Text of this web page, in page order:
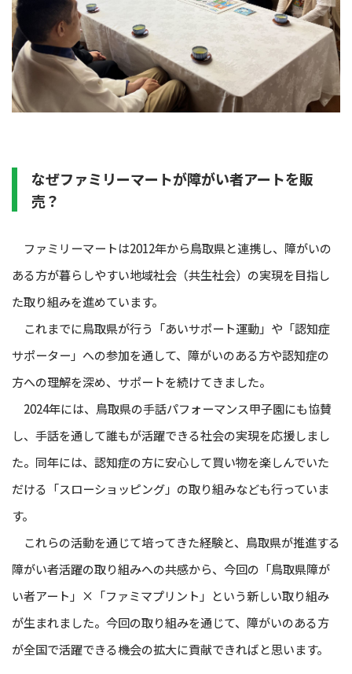
なぜファミリーマートが障がい者アートを販
売？
ファミリーマートは2012年から鳥取県と連携し、障がいの
ある方が暮らしやすい地域社会（共生社会）の実現を目指し
た取り組みを進めています。
これまでに鳥取県が行う「あいサポート運動」や「認知症
サポーター」への参加を通して、障がいのある方や認知症の
方への理解を深め、サポートを続けてきました。
2024年には、鳥取県の手話パフォーマンス甲子園にも協賛
し、手話を通して誰もが活躍できる社会の実現を応援しまし
た。同年には、認知症の方に安心して買い物を楽しんでいた
だける「スローショッピング」の取り組みなども行っていま
す。
これらの活動を通じて培ってきた経験と、鳥取県が推進する
障がい者活躍の取り組みへの共感から、今回の「鳥取県障が
い者アート」×「ファミマプリント」という新しい取り組み
が生まれました。今回の取り組みを通じて、障がいのある方
が全国で活躍できる機会の拡大に貢献できればと思います。